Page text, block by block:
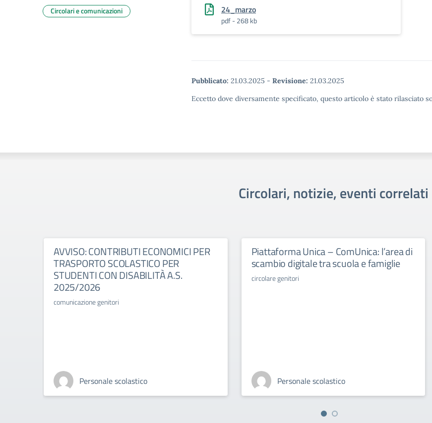
24_marzo
pdf - 268 kb
Pubblicato: 21.03.2025 - Revisione: 21.03.2025
Eccetto dove diversamente specificato, questo articolo è stato rilasciato
Circolari e comunicazioni
Circolari, notizie, eventi correlati
AVVISO: CONTRIBUTI ECONOMICI PER
TRASPORTO SCOLASTICO PER
STUDENTI CON DISABILITÀ A.S.
2025/2026
comunicazione genitori
Personale scolastico
Piattaforma Unica – ComUnica: l’area di
scambio digitale tra scuola e famiglie
circolare genitori
Personale scolastico